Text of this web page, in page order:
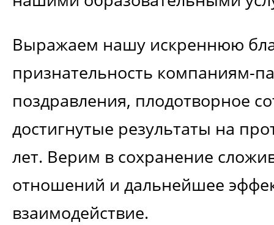
Выражаем нашу искреннюю
признательность компаниям-
поздравления, плодотворное
достигнутые результаты на
лет. Верим в сохранение
отношений и дальнейшее
взаимодействие.